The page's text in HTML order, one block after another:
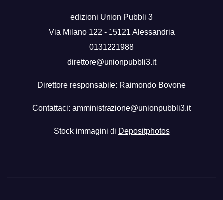
edizioni Union Pubbli 3
Via Milano 122 - 15121 Alessandria
0131221988
direttore@unionpubbli3.it
Direttore responsabile: Raimondo Bovone
Contattaci: amministrazione@unionpubbli3.it
Stock immagini di Depositphotos